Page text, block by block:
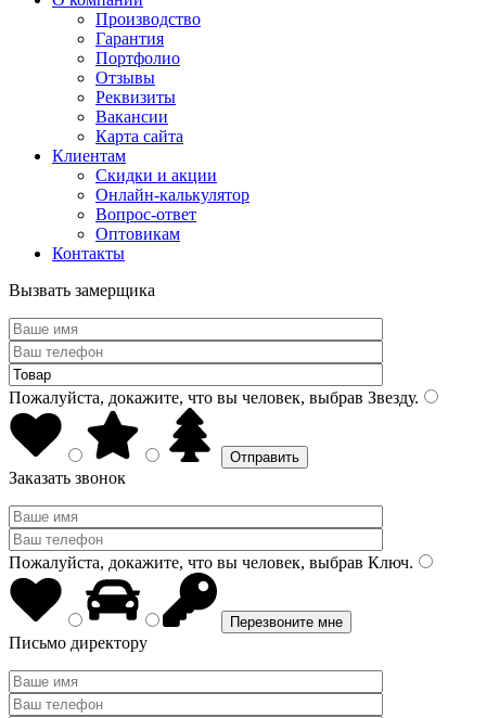
Производство
Гарантия
Портфолио
Отзывы
Реквизиты
Вакансии
Карта сайта
Клиентам
Скидки и акции
Онлайн-калькулятор
Вопрос-ответ
Оптовикам
Контакты
Вызвать замерщика
Пожалуйста, докажите, что вы человек, выбрав Звезду.
Заказать звонок
Пожалуйста, докажите, что вы человек, выбрав Ключ.
Письмо директору